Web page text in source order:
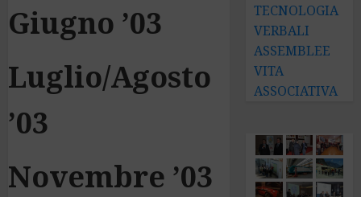
Giugno ’03
Luglio/Agosto
’03
Novembre ’03
TECNOLOGIA
VERBALI
ASSEMBLEE
VITA
ASSOCIATIVA